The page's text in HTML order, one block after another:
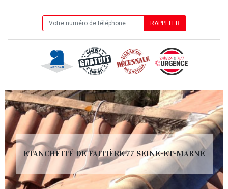
ETANCHÉITÉ DE FAITIÈRE 77 SEINE-ET-MARNE